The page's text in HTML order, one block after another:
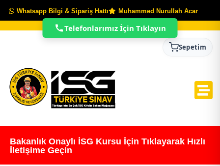
Whatsapp Bilgi & Sipariş Hattı Muhammed Nurullah Acar
Sepetim
Bakanlık Onaylı İSG Kursu İçin Tıklayarak Hızlı
İletişime Geçin
Telefonlarımız İçin Tıklayın